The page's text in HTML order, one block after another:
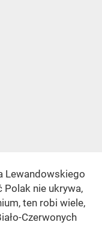
Lewandowskiego
Polak nie ukrywa,
ten robi wiele,
Czerwonych